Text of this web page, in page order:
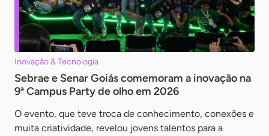
Inovação & Tecnologia
Sebrae e Senar Goiás comemoram a inovação na
9ª Campus Party de olho em 2026
O evento, que teve troca de conhecimento, conexões e
muita criatividade, revelou jovens talentos para a